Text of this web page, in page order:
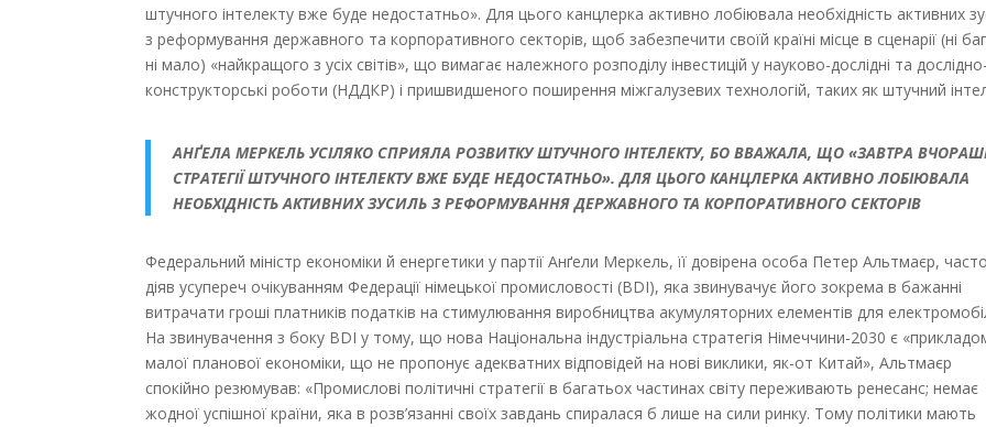
штучного інтелекту вже буде недостатньо». Для цього канцлерка активно лобіювала необхідність активних
з реформування державного та корпоративного секторів, щоб забезпечити своїй країні місце в сценарії (ні
ні мало) «найкращого з усіх світів», що вимагає належного розподілу інвестицій у науково-дослідні та дослідно-
конструкторські роботи (НДДКР) і пришвидшеного поширення міжгалузевих технологій, таких як штучний
АНҐЕЛА МЕРКЕЛЬ УСІЛЯКО СПРИЯЛА РОЗВИТКУ ШТУЧНОГО ІНТЕЛЕКТУ, БО ВВАЖАЛА, ЩО «ЗАВТРА
СТРАТЕГІЇ ШТУЧНОГО ІНТЕЛЕКТУ ВЖЕ БУДЕ НЕДОСТАТНЬО». ДЛЯ ЦЬОГО КАНЦЛЕРКА АКТИВНО ЛОБІЮВАЛА
НЕОБХІДНІСТЬ АКТИВНИХ ЗУСИЛЬ З РЕФОРМУВАННЯ ДЕРЖАВНОГО ТА КОРПОРАТИВНОГО СЕКТОРІВ
Федеральний міністр економіки й енергетики у партії Анґели Меркель, її довірена особа Петер Альтмаєр, часто
діяв усупереч очікуванням Федерації німецької промисловості (BDI), яка звинувачує його зокрема в бажанні
витрачати гроші платників податків на стимулювання виробництва акумуляторних елементів для
На звинувачення з боку BDI у тому, що нова Національна індустріальна стратегія Німеччини-2030 є
малої планової економіки, що не пропонує адекватних відповідей на нові виклики, як-от Китай», Альтмаєр
спокійно резюмував: «Промислові політичні стратегії в багатьох частинах світу переживають ренесанс; немає
жодної успішної країни, яка в розв’язанні своїх завдань спиралася б лише на сили ринку. Тому політики мають